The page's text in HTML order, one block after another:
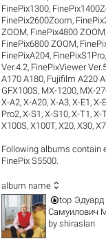
FinePix1300,
FinePix2600Zoom,
ZOOM, FinePix4800 ZOOM
FinePix6800 ZOOM,
FinePixA204, FinePixS1Pro,
Ver.4.2, FinePixViewer
A170 A180, Fujifilm A220
GFX100S, MX-1200, MX-
X-A2,X-A20,X-A3,X-E1 ,X-
Pro2,X-S1 ,X-S10,X-T1 ,X-
X100S,X100T,X20,X30,
Following albums contain
FinePix S5500.
album name 
top Эдуард
Самуилович
by shiraslan